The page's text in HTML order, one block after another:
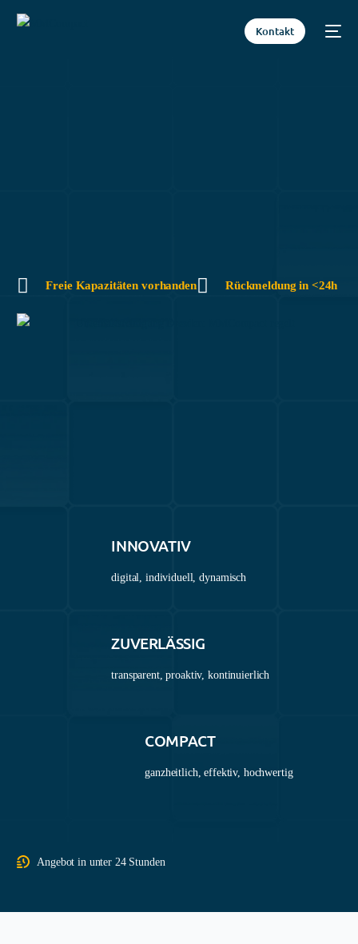
Kontakt
Freie Kapazitäten vorhanden Rückmeldung in <24h
INNOVATIV
digital, individuell, dynamisch
ZUVERLÄSSIG
transparent, proaktiv, kontinuierlich
COMPACT
ganzheitlich, effektiv, hochwertig
Angebot in unter 24 Stunden